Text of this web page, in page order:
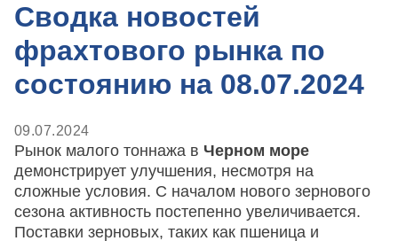
Сводка новостей
фрахтового рынка по
состоянию на 08.07.2024
09.07.2024
Рынок малого тоннажа в Черном море
демонстрирует улучшения, несмотря на
сложные условия. С началом нового зернового
сезона активность постепенно увеличивается.
Поставки зерновых, таких как пшеница и